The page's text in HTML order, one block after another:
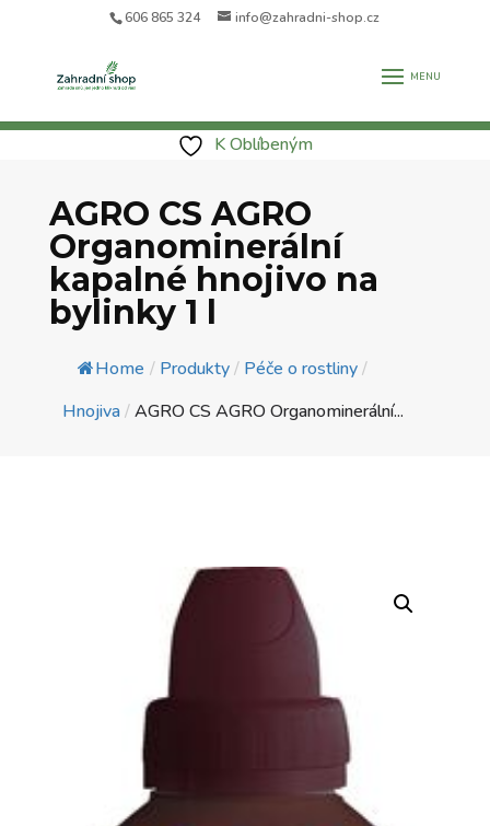
606 865 324 info@zahradni-shop.cz
K Oblíbeným
AGRO CS AGRO
Organominerální
kapalné hnojivo na
bylinky 1 l
Home / Produkty/ Péče o rostliny/
Hnojiva/AGRO CS AGRO Organominerální...